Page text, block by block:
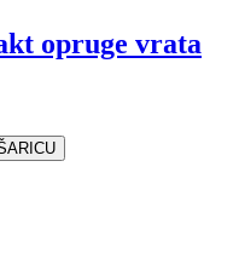
opruge vrata